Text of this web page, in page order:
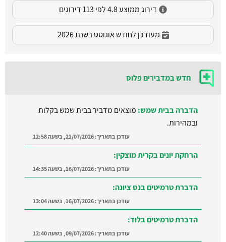
דירוג ממוצע 4.8 לפי 113 דירוגים
מעודכן לחודש אוגוסט בשנת 2026
חדש במדבירים פלוס
הדברה בבית שמש: מוצאים מדביר בבית שמש בקלות
ובמהירות.
עודכן בתאריך:21/07/2026, בשעה 12:58
הרחקת יונים בקרית מוצקין:
עודכן בתאריך:16/07/2026, בשעה 14:35
הדברת טרמיטים בנס ציונה:
עודכן בתאריך:16/07/2026, בשעה 13:04
הדברת טרמיטים בלוד:
עודכן בתאריך:09/07/2026, בשעה 12:40